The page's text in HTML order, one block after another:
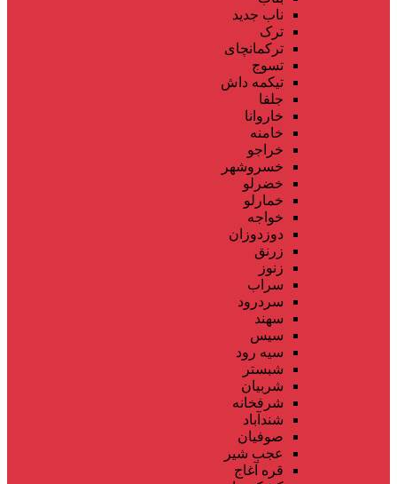
ناب جدید
ترک
ترکمانچای
تسوج
تیکمه داش
جلفا
خاروانا
خامنه
خراجو
خسروشهر
خضرلو
خمارلو
خواجه
دوزدوزان
زرنق
زنوز
سراب
سردرود
سهند
سیس
سیه رود
شبستر
شربیان
شرفخانه
شندآباد
صوفیان
عجب شیر
قره آغاج